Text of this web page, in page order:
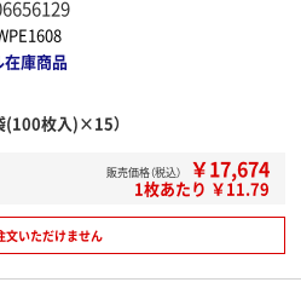
庫商品
(100枚入)×15）
販売価格（税込） ￥17,674
1枚あたり ￥11.79
文いただけません